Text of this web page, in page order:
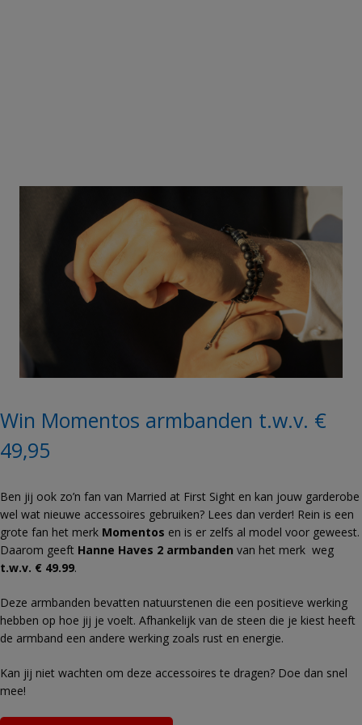
Win Momentos armbanden t.w.v. €
49,95
Ben jij ook zo’n fan van Married at First Sight en kan jouw garderobe
wel wat nieuwe accessoires gebruiken? Lees dan verder! Rein is een
grote fan het merk Momentos en is er zelfs al model voor geweest.
Daarom geeft Hanne Haves 2 armbanden van het merk weg
t.w.v. € 49.99.
Deze armbanden bevatten natuurstenen die een positieve werking
hebben op hoe jij je voelt. Afhankelijk van de steen die je kiest heeft
de armband een andere werking zoals rust en energie.
Kan jij niet wachten om deze accessoires te dragen? Doe dan snel
mee!